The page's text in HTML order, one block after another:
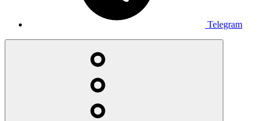
Telegram